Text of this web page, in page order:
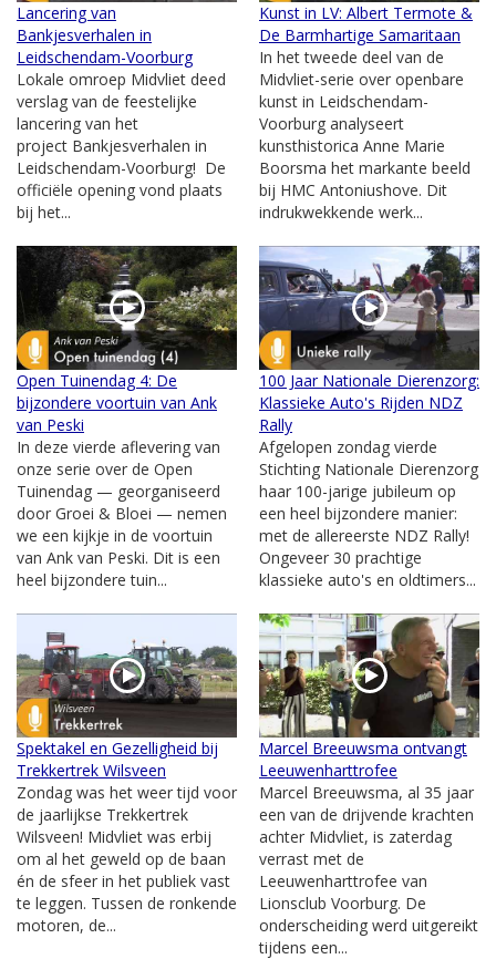
Lancering van
Bankjesverhalen in
Leidschendam-Voorburg
Lokale omroep Midvliet deed
verslag van de feestelijke
lancering van het
project Bankjesverhalen in
Leidschendam-Voorburg! De
officiële opening vond plaats
bij het...
Kunst in LV: Albert Termote &
De Barmhartige Samaritaan
In het tweede deel van de
Midvliet-serie over openbare
kunst in Leidschendam-
Voorburg analyseert
kunsthistorica Anne Marie
Boorsma het markante beeld
bij HMC Antoniushove. Dit
indrukwekkende werk...
Open Tuinendag 4: De
bijzondere voortuin van Ank
van Peski
In deze vierde aflevering van
onze serie over de Open
Tuinendag — georganiseerd
door Groei & Bloei — nemen
we een kijkje in de voortuin
van Ank van Peski. Dit is een
heel bijzondere tuin...
100 Jaar Nationale Dierenzorg:
Klassieke Auto's Rijden NDZ
Rally
Afgelopen zondag vierde
Stichting Nationale Dierenzorg
haar 100-jarige jubileum op
een heel bijzondere manier:
met de allereerste NDZ Rally!
Ongeveer 30 prachtige
klassieke auto's en oldtimers...
Spektakel en Gezelligheid bij
Trekkertrek Wilsveen
Zondag was het weer tijd voor
de jaarlijkse Trekkertrek
Wilsveen! Midvliet was erbij
om al het geweld op de baan
én de sfeer in het publiek vast
te leggen. Tussen de ronkende
motoren, de...
Marcel Breeuwsma ontvangt
Leeuwenharttrofee
Marcel Breeuwsma, al 35 jaar
een van de drijvende krachten
achter Midvliet, is zaterdag
verrast met de
Leeuwenharttrofee van
Lionsclub Voorburg. De
onderscheiding werd uitgereikt
tijdens een...